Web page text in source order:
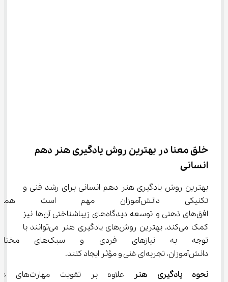
خلق معنا در بهترین روش یادگیری هنر دهم
انسانی
بهترین روش یادگیری هنر دهم انسانی برای رشد فنی و
تکنیکی دانش‌آموزان مهم
افق‌های ذهنی و توسعه دیدگاه‌های زیباشناختی آن‌ها نیز
کمک می‌کند. بهترین روش‌های یادگیری هنر می‌توانند با
توجه به نیازهای فردی
دانش‌آموزان، تجربه‌ای غنی و مؤثر ایجاد کنند.
نحوه یادگیری هنر
علاوه بر تقویت